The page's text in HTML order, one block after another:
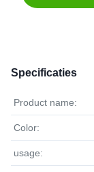
Specificaties
Product name:
Color:
usage: